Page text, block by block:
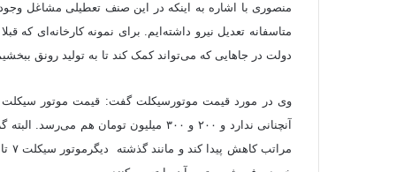
منصوری با اشاره به اینکه در این صنف تعطیلی مشاغل
دولت در جاهایی که می‌تواند کمک کند تا به تولید رونق
آنچنانی ندارد و ۲۰۰ و ۳۰۰ میلیون